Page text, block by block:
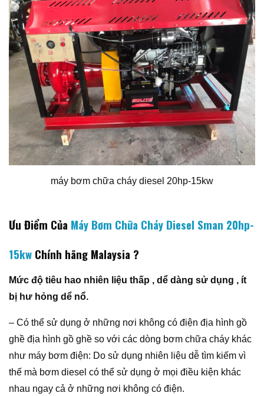
máy bơm chữa cháy diesel 20hp-15kw
Ưu Điểm Của Máy Bơm Chữa Cháy Diesel Sman 20hp-
15kw Chính hãng Malaysia ?
Mức độ tiêu hao nhiên liệu thấp , dể dàng sử dụng , ít
bị hư hỏng dể nổ.
– Có thể sử dụng ở những nơi không có điện địa hình gồ
ghề địa hình gồ ghề so với các dòng bơm chữa cháy khác
như máy bơm điện: Do sử dụng nhiên liệu dễ tìm kiếm vì
thế mà bơm diesel có thể sử dụng ở mọi điều kiện khác
nhau ngay cả ở những nơi không có điện.